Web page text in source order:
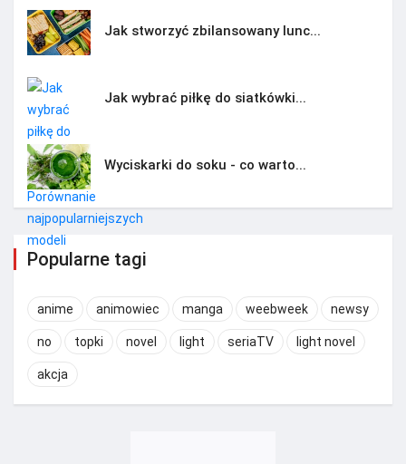
Jak stworzyć zbilansowany lunc...
Jak wybrać piłkę do siatkówki...
Wyciskarki do soku - co warto...
Popularne tagi
anime animowiec manga weebweek newsy
no topki novel light seriaTV light novel
akcja